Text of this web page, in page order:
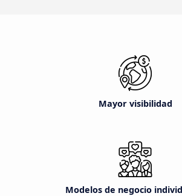
Mayor visibilidad
Modelos de negocio